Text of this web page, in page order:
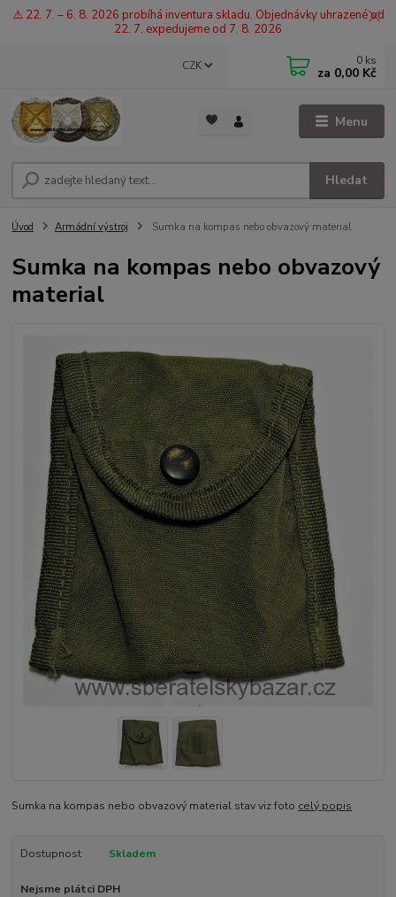
⚠️ 22. 7. – 6. 8. 2026 probíhá inventura skladu. Objednávky uhrazené od
22. 7. expedujeme od 7. 8. 2026
Menu
CZK
Hledat
0 ks
za 0,00 Kč
Úvod Armádní výstroj Sumka na kompas nebo obvazový material
Sumka na kompas nebo obvazový
material
Sumka na kompas nebo obvazový material stav viz foto celý popis
Dostupnost Skladem
Nejsme plátci DPH